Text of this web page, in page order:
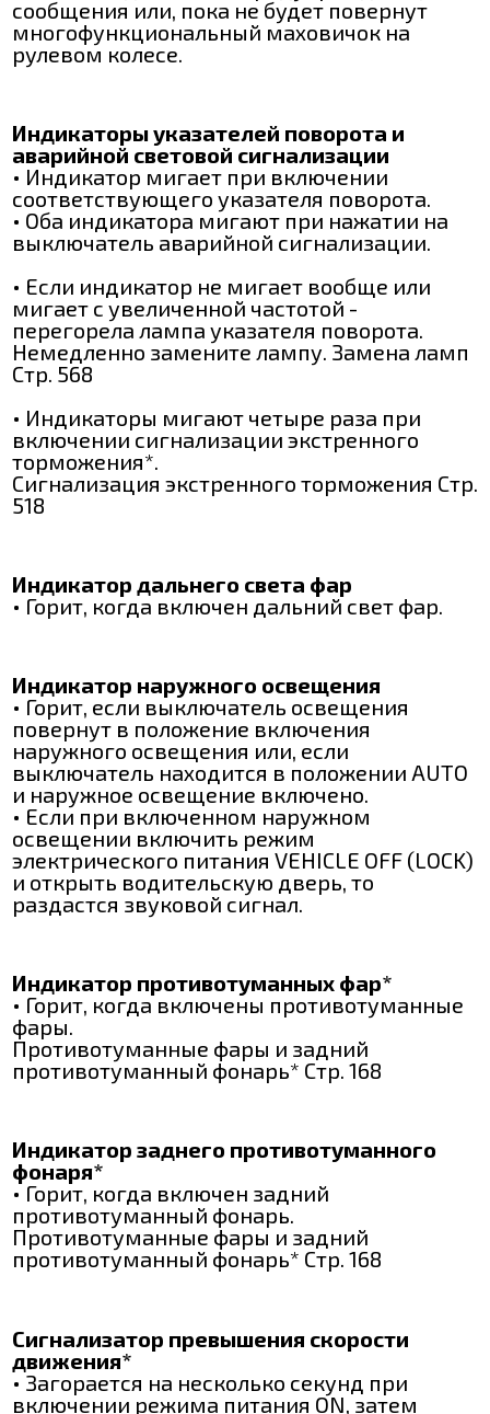
сообщения или, пока не будет повернут
многофункциональный маховичок на
рулевом колесе.
Индикаторы указателей поворота и
аварийной световой сигнализации
• Индикатор мигает при включении
соответствующего указателя поворота.
• Оба индикатора мигают при нажатии на
выключатель аварийной сигнализации.
• Если индикатор не мигает вообще или
мигает с увеличенной частотой -
перегорела лампа указателя поворота.
Немедленно замените лампу. Замена ламп
Стр. 568
• Индикаторы мигают четыре раза при
включении сигнализации экстренного
торможения*.
Сигнализация экстренного торможения Стр.
518
Индикатор дальнего света фар
• Горит, когда включен дальний свет фар.
Индикатор наружного освещения
• Горит, если выключатель освещения
повернут в положение включения
наружного освещения или, если
выключатель находится в положении AUTO
и наружное освещение включено.
• Если при включенном наружном
освещении включить режим
электрического питания VEHICLE OFF (LOCK)
и открыть водительскую дверь, то
раздастся звуковой сигнал.
Индикатор противотуманных фар*
• Горит, когда включены противотуманные
фары.
Противотуманные фары и задний
противотуманный фонарь* Стр. 168
Индикатор заднего противотуманного
фонаря*
• Горит, когда включен задний
противотуманный фонарь.
Противотуманные фары и задний
противотуманный фонарь* Стр. 168
Сигнализатор превышения скорости
движения*
• Загорается на несколько секунд при
включении режима питания ON, затем